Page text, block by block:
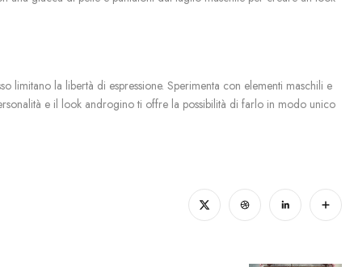
la libertà di espressione. Sperimenta con elementi maschili e
e il look androgino ti offre la possibilità di farlo in modo unico